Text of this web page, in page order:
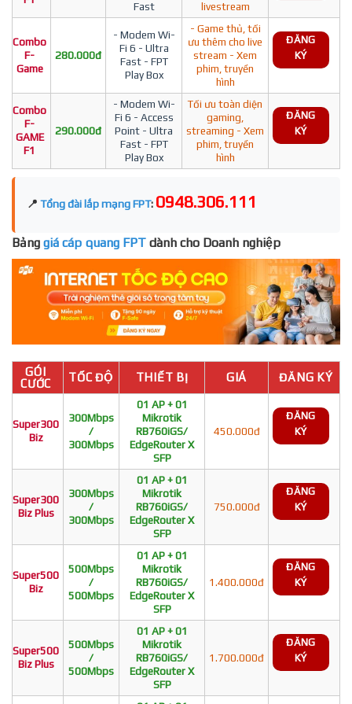
Fast
livestream
Combo
F-
Game
280.000đ
- Modem Wi-
Fi 6 - Ultra
Fast - FPT
Play Box
- Game thủ, tối
ưu thêm cho live
stream - Xem
phim, truyền
hình
ĐĂNG
KÝ
Combo
F-
GAME
F1
290.000đ
- Modem Wi-
Fi 6 - Access
Point - Ultra
Fast - FPT
Play Box
Tối ưu toàn diện
gaming,
streaming - Xem
phim, truyền
hình
ĐĂNG
KÝ
📍 Tổng đài lắp mạng FPT: 0948.306.111
Bảng giá cáp quang FPT dành cho Doanh nghiệp
GÓI
CƯỚC
TỐC ĐỘ THIẾT BỊ GIÁ ĐĂNG KÝ
Super300
Biz
300Mbps
/
300Mbps
01 AP + 01
Mikrotik
RB760iGS/
EdgeRouter X
SFP
450.000đ
ĐĂNG
KÝ
Super300
Biz Plus
300Mbps
/
300Mbps
01 AP + 01
Mikrotik
RB760iGS/
EdgeRouter X
SFP
750.000đ
ĐĂNG
KÝ
Super500
Biz
500Mbps
/
500Mbps
01 AP + 01
Mikrotik
RB760iGS/
EdgeRouter X
SFP
1.400.000đ
ĐĂNG
KÝ
Super500
Biz Plus
500Mbps
/
500Mbps
01 AP + 01
Mikrotik
RB760iGS/
EdgeRouter X
SFP
1.700.000đ
ĐĂNG
KÝ